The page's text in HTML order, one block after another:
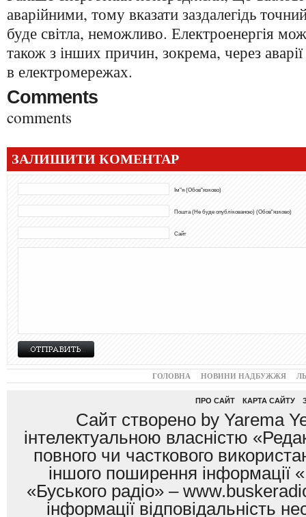
аварійними, тому вказати заздалегідь
буде світла, неможливо. Електроенергія
також з інших причин, зокрема, через
в електромережах.
Comments
comments
ЗАЛИШИТИ КОМЕНТАР
Ім"я (Обов"язково)
Пошта (Не буде опублікованою) (Обов"язково)
Сайт
ГОЛОВНА НОВИНИ НАДБУЖЖЯ
ПРО САЙТ КАРТА САЙТУ
Сайт створено by Yarema
інтелектуальною власністю
повного чи часткового
іншого поширення інформації
«Буського радіо» –
інформації